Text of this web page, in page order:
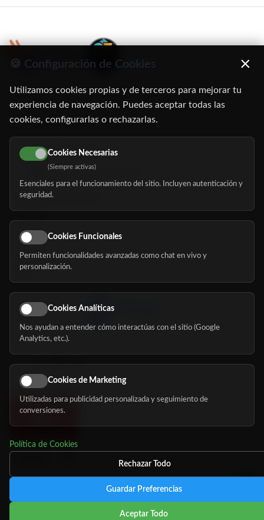
C/ Oruro, 11. 28016 Madrid
91 345 06 26
616 113 103
hola@mundomayor.com
Buscador de residencias
Eventos
Nosotros
Síguenos
© Copyright 2026 MundoMayor Aviso de privacidad
Aviso
🍪 Configuración de Cookies ×
Utilizamos cookies propias y de terceros para mejorar tu
experiencia de navegación. Puedes aceptar todas las
cookies, configurarlas o rechazarlas.
Cookies Necesarias
(Siempre activas)
Esenciales para el funcionamiento del sitio. Incluyen autenticación y
seguridad.
Cookies Funcionales
Permiten funcionalidades avanzadas como chat en vivo y
personalización.
Cookies Analíticas
Nos ayudan a entender cómo interactúas con el sitio (Google
Analytics, etc.).
Cookies de Marketing
Utilizadas para publicidad personalizada y seguimiento de
conversiones.
Política de Cookies
Rechazar Todo
Guardar Preferencias
Aceptar Todo